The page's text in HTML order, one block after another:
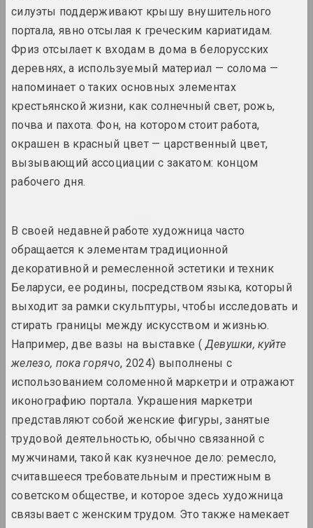
Алексей Шлык
2024. персональная выставка
Леся Пчёлка
Great Stone
2024. персональная выставка
in-between
2024. выставка
2024. персональная выставка
Анна Соколова
LOWER EDGE UPPER EDGE
2024–2025. персональная выставка
2024. конкурс
Надя Саяпина
POKUĆ
2024. выставка
Revision 30
2024. выставка
Snake Charmer
силуэты поддерживают крышу внушительного
портала, явно отсылая к греческим кариатидам.
Фриз отсылает к входам в дома в белорусских
деревнях, а используемый материал — солома —
напоминает о таких основных элементах
крестьянской жизни, как солнечный свет, рожь,
почва и пахота. Фон, на котором стоит работа,
окрашен в красный цвет — царственный цвет,
вызывающий ассоциации с закатом: концом
рабочего дня.
В своей недавней работе художница часто
обращается к элементам традиционной
декоративной и ремесленной эстетики и техник
Беларуси, ее родины, посредством языка, который
выходит за рамки скульптуры, чтобы исследовать и
стирать границы между искусством и жизнью.
Например, две вазы на выставке (Девушки, куйте
железо, пока горячо, 2024) выполнены с
использованием соломенной маркетри и отражают
иконографию портала. Украшения маркетри
представляют собой женские фигуры, занятые
трудовой деятельностью, обычно связанной с
мужчинами, такой как кузнечное дело: ремесло,
считавшееся требовательным и престижным в
советском обществе, и которое здесь художница
связывает с женским трудом. Это также намекает